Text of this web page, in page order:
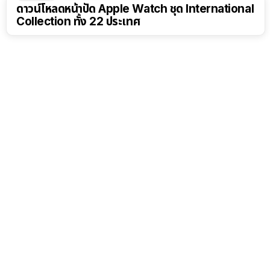
ดาวน์โหลดหน้าปัด Apple Watch ชุด International
Collection ทั้ง 22 ประเทศ